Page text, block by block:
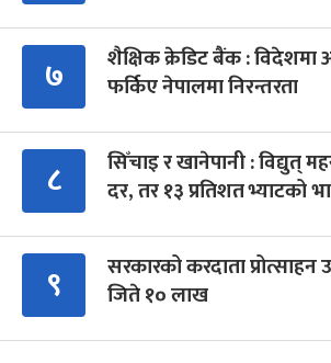
७
शैक्षिक क्रेडिट बैंक : विदेशमा
फर्किए नेपालमा निरन्तरता
८
सिँचाइ र खानेपानी : विद्युत्
दर, तर १३ प्रतिशत भ्याटको
९
सरकारको करदाता
जिते १० लाख